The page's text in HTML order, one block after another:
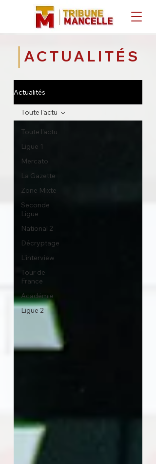
ACTUALITÉS
Actualités
Toute l'actu
Ligue 1
Mercato
La Gazette
Zone Mixte
Seconde
Ligue
National 2
Décryptage
L'interview
Tour de
France
Académie
Ligue 2
Toute l'actu